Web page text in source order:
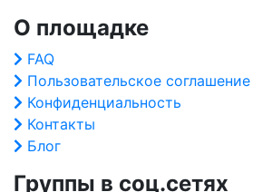
О площадке
FAQ
Пользовательское соглашение
Конфиденциальность
Контакты
Блог
Группы в соц.сетях